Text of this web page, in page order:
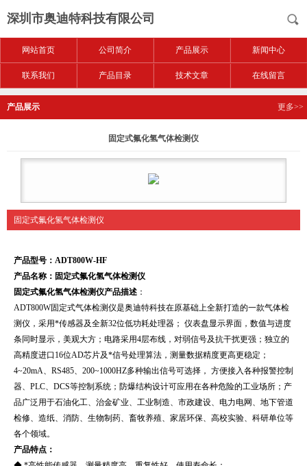
深圳市奥迪特科技有限公司
网站首页 公司简介 产品展示 新闻中心
联系我们 产品目录 技术文章 在线留言
产品展示 更多>>
固定式氟化氢气体检测仪
固定式氟化氢气体检测仪
产品型号：ADT800W-HF
产品名称： 固定式氟化氢气体检测仪
固定式氟化氢气体检测仪产品描述 ：
ADT800W固定式气体检测仪是奥迪特科技在原基础上全新打造的一款气体检
测仪，采用*传感器及全新32位低功耗处理器； 仪表盘显示界面，数值与进度
条同时显示，美观大方；电路采用4层布线，对弱信号及抗干扰更强；独立的
高精度进口16位AD芯片及*信号处理算法，测量数据精度更高更稳定；
4~20mA、RS485、200~1000HZ多种输出信号可选择， 方便接入各种报警控制
器、PLC、DCS等控制系统；防爆结构设计可应用在各种危险的工业场所；产
品广泛用于石油化工、治金矿业、工业制造、市政建设、电力电网、地下管道
检修、造纸、消防、生物制药、畜牧养殖、家居环保、高校实验、科研单位等
各个领域。
产品特点：